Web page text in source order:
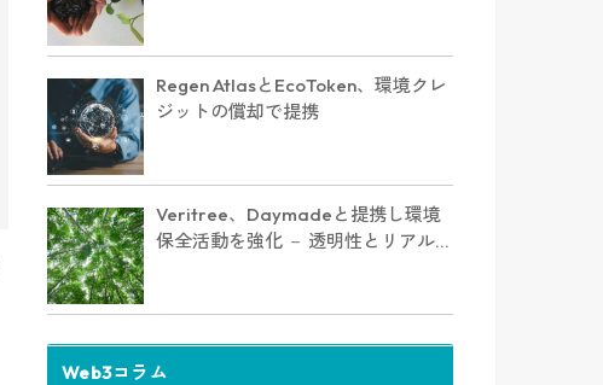
Regen AtlasとEcoToken、環境クレ
ジットの償却で提携
Veritree、Daymadeと提携し環境
保全活動を強化 － 透明性とリアルタ
Web3コラム